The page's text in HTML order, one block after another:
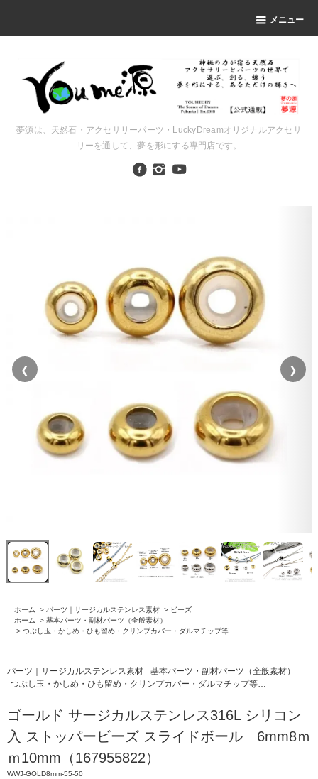
メニュー
夢源は、天然石・アクセサリーパーツ・LuckyDreamオリジナルアクセサ
リーを通して、夢を形にする専門店です。
❮ ❯
ホーム > パーツ｜サージカルステンレス素材 > ビーズ
ホーム
> 基本パーツ・副材パーツ（全般素材）
> つぶし玉・かしめ・ひも留め・クリンプカバー・ダルマチップ等…
パーツ｜サージカルステンレス素材
基本パーツ・副材パーツ（全般素材）
つぶし玉・かしめ・ひも留め・クリンプカバー・ダルマチップ等…
ゴールド サージカルステンレス316L シリコン
入 ストッパービーズ スライドボール 6mm8ｍ
ｍ10mm（167955822）
WWJ-GOLD8mm-55-50